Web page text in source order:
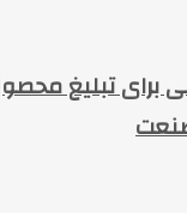
برای تبلیغ